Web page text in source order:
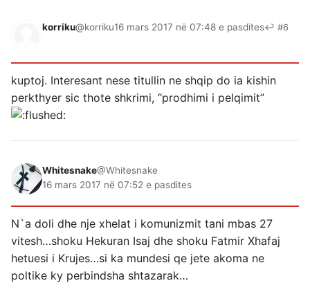
korriku@korriku16 mars 2017 në 07:48 e pasdites↩ #6
kuptoj. Interesant nese titullin ne shqip do ia kishin
perkthyer sic thote shkrimi, “prodhimi i pelqimit”
Whitesnake@Whitesnake
16 mars 2017 në 07:52 e pasdites
N`a doli dhe nje xhelat i komunizmit tani mbas 27
vitesh…shoku Hekuran Isaj dhe shoku Fatmir Xhafaj
hetuesi i Krujes…si ka mundesi qe jete akoma ne
poltike ky perbindsha shtazarak…